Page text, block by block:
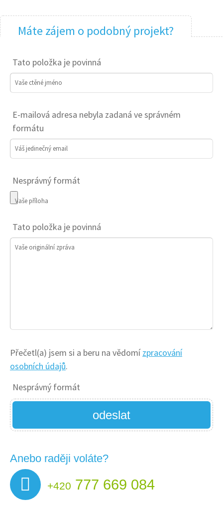
Máte zájem o podobný projekt?
Tato položka je povinná
Vaše ctěné jméno
E-mailová adresa nebyla zadaná ve správném
formátu
Váš jedinečný email
Nesprávný formát
Vaše příloha
Tato položka je povinná
Vaše originální zpráva
Přečetl(a) jsem si a beru na vědomí zpracování
osobních údajů.
Nesprávný formát
odeslat
Anebo raději voláte?
+420 777 669 084